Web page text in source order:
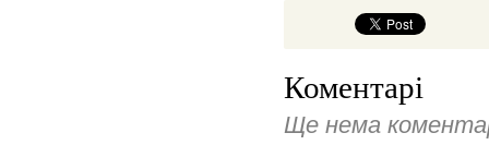
Коментарі
Ще нема